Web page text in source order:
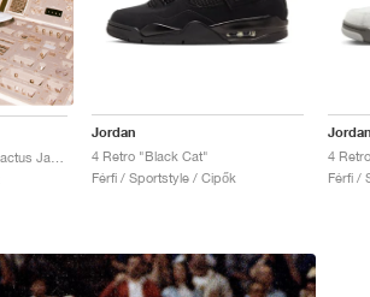
Jordan
4 Retro "Black Cat"
Férfi / Sportstyle / Cipők
Jordan
4
Férfi /